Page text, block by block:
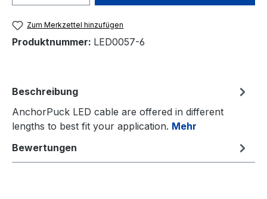
Zum Merkzettel hinzufügen
Produktnummer: LED0057-6
Beschreibung
AnchorPuck LED cable are offered in different
lengths to best fit your application. Mehr
Bewertungen